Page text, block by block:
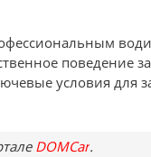
условия
DOMCar.